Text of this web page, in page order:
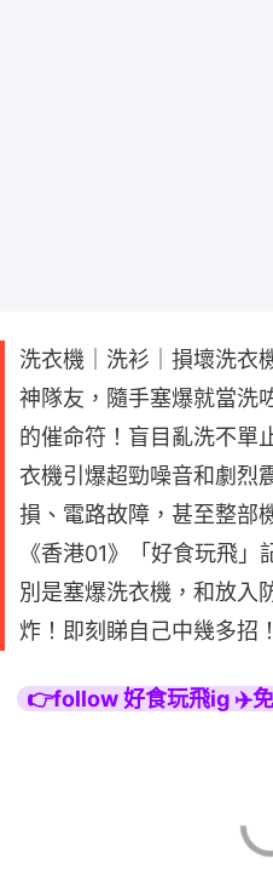
洗衣機｜洗衫｜損壞洗衣
神隊友，隨手塞爆就當洗
的催命符！盲目亂洗不單
衣機引爆超勁噪音和劇烈
損、電路故障，甚至整部
《香港01》「好食玩飛
別是塞爆洗衣機，和放入
炸！即刻睇自己中幾多招！
👉follow 好食玩飛ig ✈️